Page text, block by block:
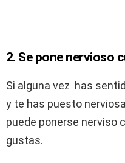
2. Se pone nervioso
Si alguna vez has
y te has puesto
puede ponerse nerviso
gustas.